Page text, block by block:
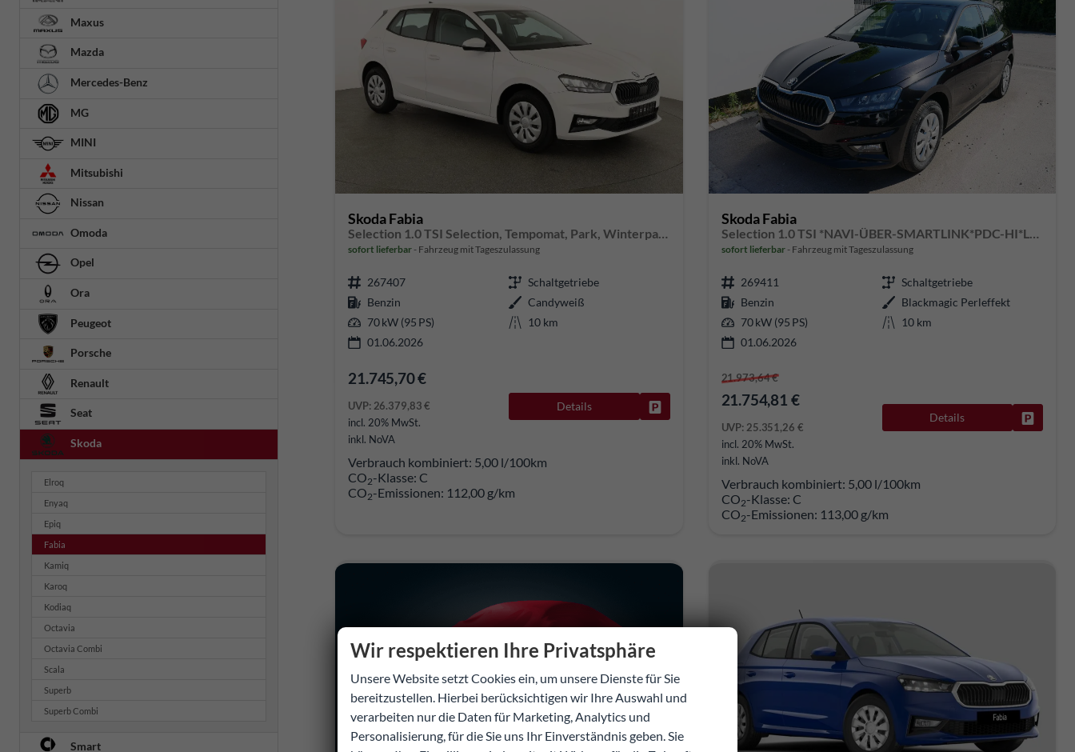
Skoda Fabia
Selection 1.0 TSI Selection, Tempomat, Park, Winterpaket, SmartLink, 4 J.-Garantie
sofort lieferbar Fahrzeug mit Tageszulassung
267407
Schaltgetriebe
Benzin
Candyweiß
70 kW (95 PS)
10 km
01.06.2026
21.745,70 €
UVP: 26.379,83 €
incl. 20% MwSt.
inkl. NoVA
Details Fahrzeug parken
Verbrauch kombiniert: 5,00 l/100km
CO2-Klasse: C
CO2-Emissionen: 112,00 g/km
Skoda Fabia
Selection 1.0 TSI *NAVI-ÜBER-SMARTLINK*PDC-HI*LED*SHZ*KLIMA*RADIO
sofort lieferbar Fahrzeug mit Tageszulassung
269411
Schaltgetriebe
Benzin
Blackmagic Perleffekt
70 kW (95 PS)
10 km
01.06.2026
21.973,64 €
21.754,81 €
UVP: 25.351,26 €
incl. 20% MwSt.
inkl. NoVA
Details
Verbrauch kombiniert: 5,00 l/100km
CO2-Klasse: C
CO2-Emissionen: 113,00 g/km
Maxus
Mazda
Mercedes-Benz
MG
MINI
Mitsubishi
Nissan
Omoda
Opel
Ora
Peugeot
Porsche
Renault
Seat
Skoda
Elroq
Enyaq
Epiq
Fabia
Kamiq
Karoq
Kodiaq
Octavia
Octavia Combi
Scala
Superb
Superb Combi
Smart
Wir respektieren Ihre Privatsphäre
Unsere Website setzt Cookies ein, um unsere Dienste für Sie
bereitzustellen. Hierbei berücksichtigen wir Ihre Auswahl und
verarbeiten nur die Daten für Marketing, Analytics und
Personalisierung, für die Sie uns Ihr Einverständnis geben. Sie